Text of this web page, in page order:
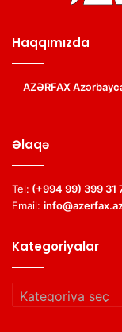
Haqqımızda
AZƏRFAX
Əlaqə
Tel: (+994 99) 399 31
Email:
Kategoriyalar
Kategoriyalar